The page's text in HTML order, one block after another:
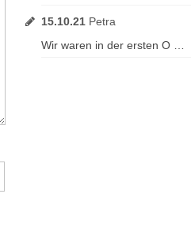
15.10.21 Petra
Wir waren in der ersten O …